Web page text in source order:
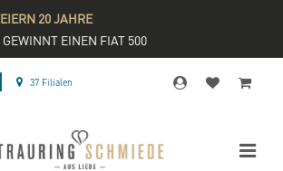
20 JAHRE
EINEN FIAT 500
37 Filialen